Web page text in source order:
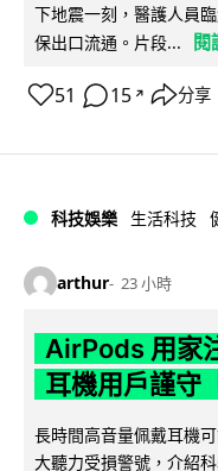
下地震一刻，醫護人員
保出口流通。片段...
閱
51 15 ↗ 分享
科技娛樂 生活科技
arthur 23 小時
AirPods 用家
耳機用戶謹守
長時間高音量佩戴耳機
大聽力受損警號，介紹